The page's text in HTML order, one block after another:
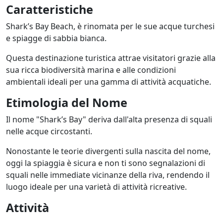
Caratteristiche
Shark’s Bay Beach, è rinomata per le sue acque turchesi
e spiagge di sabbia bianca.
Questa destinazione turistica attrae visitatori grazie alla
sua ricca biodiversità marina e alle condizioni
ambientali ideali per una gamma di attività acquatiche.
Etimologia del Nome
Il nome "Shark’s Bay" deriva dall'alta presenza di squali
nelle acque circostanti.
Nonostante le teorie divergenti sulla nascita del nome,
oggi la spiaggia è sicura e non ti sono segnalazioni di
squali nelle immediate vicinanze della riva, rendendo il
luogo ideale per una varietà di attività ricreative.
Attività